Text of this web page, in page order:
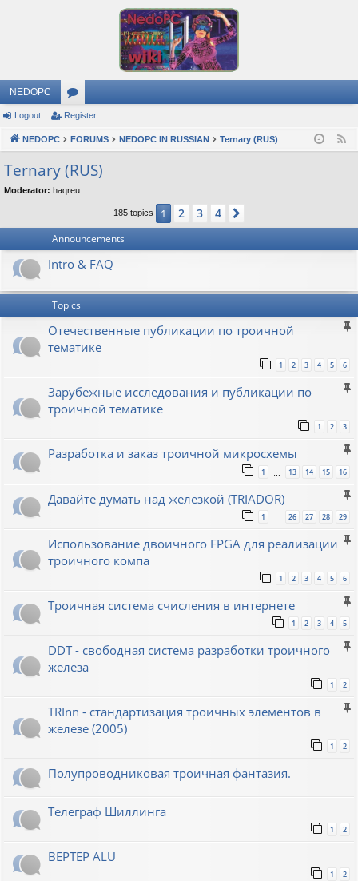
NEDOPC
or
u
m
s
Logout Register
NEDOPC FORUMS NEDOPC IN RUSSIAN Ternary (RUS)
Ternary (RUS)
Moderator: haqreu
185 topics 1 2 3 4
Announcements
Intro & FAQ
Topics
Отечественные публикации по троичной
тематике
1 2 3 4 5 6
Зарубежные исследования и публикации по
троичной тематике
1 2 3
Разработка и заказ троичной микросхемы
1 13 14 15 16
Давайте думать над железкой (TRIADOR)
1 26 27 28 29
Использование двоичного FPGA для реализации
троичного компа
1 2 3 4 5 6
Троичная система счисления в интернете
1 2 3 4 5
DDT - свободная система разработки троичного
железа
1 2
TRInn - стандартизация троичных элементов в
железе (2005)
1 2
Полупроводниковая троичная фантазия.
Телеграф Шиллинга
1 2
BEPTEP ALU
1 2